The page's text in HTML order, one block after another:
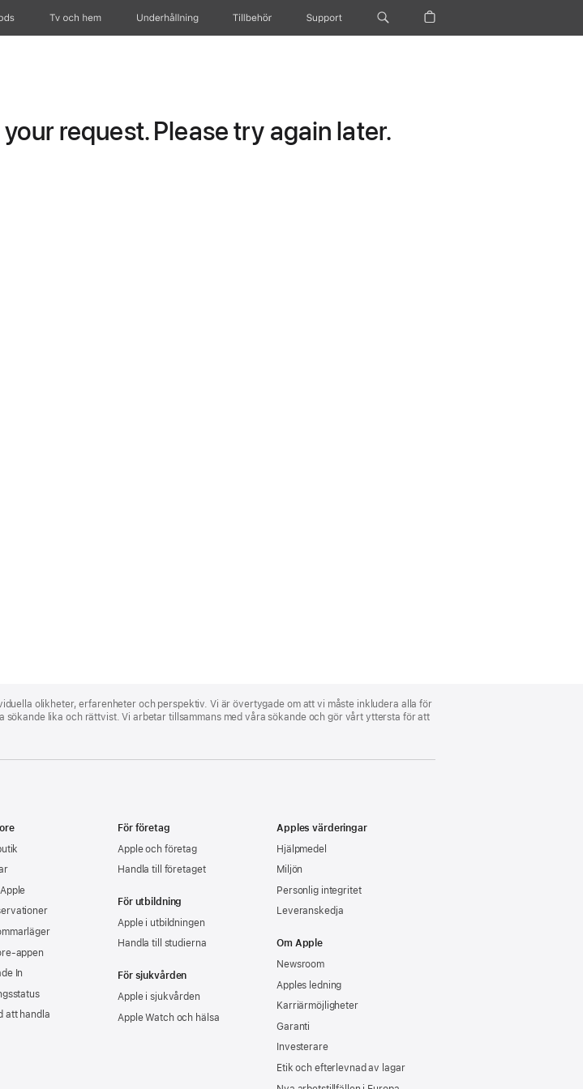
Tv och hem Underhållning Tillbehör Support
request. Please try again later.
olikheter, erfarenheter och perspektiv. Vi är övertygade om att vi måste inkludera alla för
lika och rättvist. Vi arbetar tillsammans med våra sökande och gör vårt yttersta för att
appen
In
att handla
För företag
Apple och företag
Handla till företaget
För utbildning
Apple i utbildningen
Handla till studierna
För sjukvården
Apple i sjukvården
Apple Watch och hälsa
Apples värderingar
Hjälpmedel
Miljön
Personlig integritet
Leveranskedja
Om Apple
Newsroom
Apples ledning
Karriärmöjligheter
Garanti
Investerare
Etik och efterlevnad av lagar